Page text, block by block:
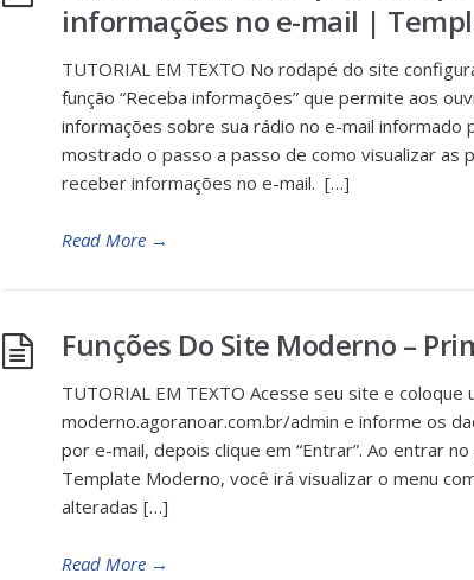
informações no e-mail |
TUTORIAL EM TEXTO No rodapé do site
função “Receba informações” que permite aos
informações sobre sua rádio no e-mail informado
mostrado o passo a passo de como visualizar as
receber informações no e-mail. […]
Read More →
Funções Do Site Moderno –
TUTORIAL EM TEXTO Acesse seu site e coloque
moderno.agoranoar.com.br/admin e informe os
por e-mail, depois clique em “Entrar”. Ao entrar
Template Moderno, você irá visualizar o menu
alteradas […]
Read More →